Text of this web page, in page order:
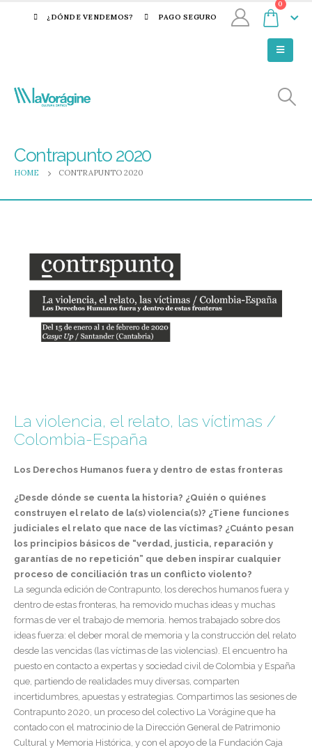
¿DÓNDE VENDEMOS? PAGO SEGURO
0
Contrapunto 2020
HOME CONTRAPUNTO 2020
La violencia, el relato, las víctimas /
Colombia-España
Los Derechos Humanos fuera y dentro de estas fronteras
¿Desde dónde se cuenta la historia? ¿Quién o quiénes
construyen el relato de la(s) violencia(s)? ¿Tiene funciones
judiciales el relato que nace de las víctimas? ¿Cuánto pesan
los principios básicos de “verdad, justicia, reparación y
garantías de no repetición” que deben inspirar cualquier
proceso de conciliación tras un conflicto violento?
La segunda edición de Contrapunto, los derechos humanos fuera y
dentro de estas fronteras, ha removido muchas ideas y muchas
formas de ver el trabajo de memoria. hemos trabajado sobre dos
ideas fuerza: el deber moral de memoria y la construcción del relato
desde las vencidas (las víctimas de las violencias). El encuentro ha
puesto en contacto a expertas y sociedad civil de Colombia y España
que, partiendo de realidades muy diversas, comparten
incertidumbres, apuestas y estrategias. Compartimos las sesiones de
Contrapunto 2020, un proceso del colectivo La Vorágine que ha
contado con el matrocinio de la Dirección General de Patrimonio
Cultural y Memoria Histórica, y con el apoyo de la Fundación Caja